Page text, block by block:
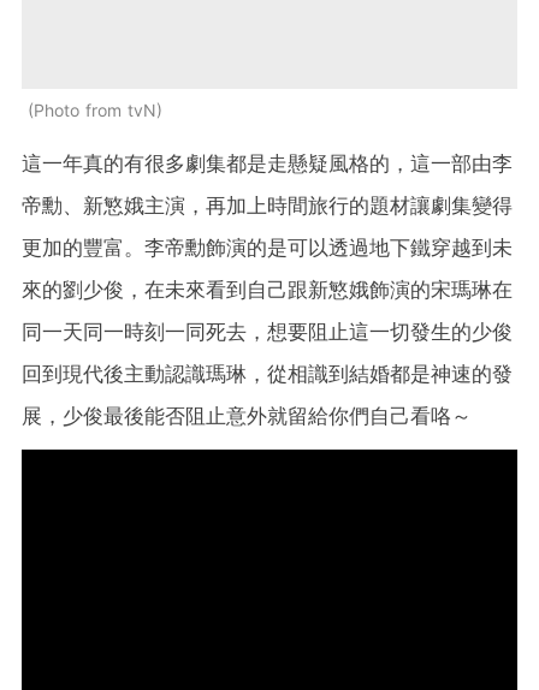
Photo from tvN
這一年真的有很多劇集都是走懸疑風格的，這一部由李
帝勳、新慜娥主演，再加上時間旅行的題材讓劇集變得
更加的豐富。李帝勳飾演的是可以透過地下鐵穿越到未
來的劉少俊，在未來看到自己跟新慜娥飾演的宋瑪琳在
同一天同一時刻一同死去，想要阻止這一切發生的少俊
回到現代後主動認識瑪琳，從相識到結婚都是神速的發
展，少俊最後能否阻止意外就留給你們自己看咯～